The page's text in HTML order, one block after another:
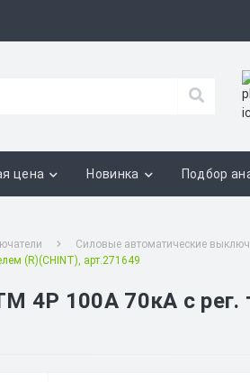
цена Новинка Подбор
Силовые автоматические
(R)(CHINT), арт.271649
4P 100А 70кА с рег.